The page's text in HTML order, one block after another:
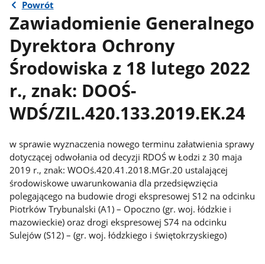
Powrót
Zawiadomienie Generalnego
Dyrektora Ochrony
Środowiska z 18 lutego 2022
r., znak: DOOŚ-
WDŚ/ZIL.420.133.2019.EK.24
w sprawie wyznaczenia nowego terminu załatwienia sprawy
dotyczącej odwołania od decyzji RDOŚ w Łodzi z 30 maja
2019 r., znak: WOOś.420.41.2018.MGr.20 ustalającej
środowiskowe uwarunkowania dla przedsięwzięcia
polegającego na budowie drogi ekspresowej S12 na odcinku
Piotrków Trybunalski (A1) – Opoczno (gr. woj. łódzkie i
mazowieckie) oraz drogi ekspresowej S74 na odcinku
Sulejów (S12) – (gr. woj. łódzkiego i świętokrzyskiego)